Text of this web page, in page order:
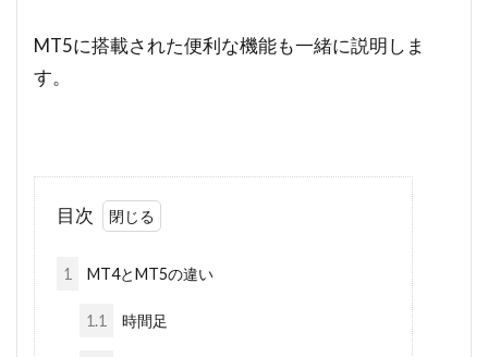
MT5に搭載された便利な機能も一緒に説明しま
す。
目次
1 MT4とMT5の違い
1.1 時間足